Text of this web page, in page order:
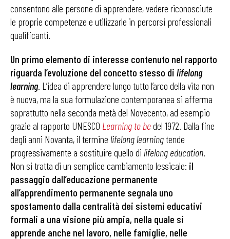
consentono alle persone di apprendere, vedere riconosciute
le proprie competenze e utilizzarle in percorsi professionali
qualificanti.
Un primo elemento di interesse contenuto nel rapporto
riguarda l’evoluzione del concetto stesso di lifelong
learning. L’idea di apprendere lungo tutto l’arco della vita non
è nuova, ma la sua formulazione contemporanea si afferma
soprattutto nella seconda metà del Novecento, ad esempio
grazie al rapporto UNESCO Learning to bedel 1972. Dalla fine
degli anni Novanta, il termine lifelong learningtende
progressivamente a sostituire quello di lifelong education.
Non si tratta di un semplice cambiamento lessicale: il
passaggio dall’educazione permanente
all’apprendimento permanente segnala uno
spostamento dalla centralità dei sistemi educativi
formali a una visione più ampia, nella quale si
apprende anche nel lavoro, nelle famiglie, nelle